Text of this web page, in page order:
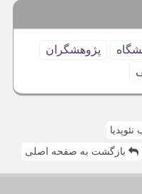
پژوهشگران
بازگشت به صفحه اصلی